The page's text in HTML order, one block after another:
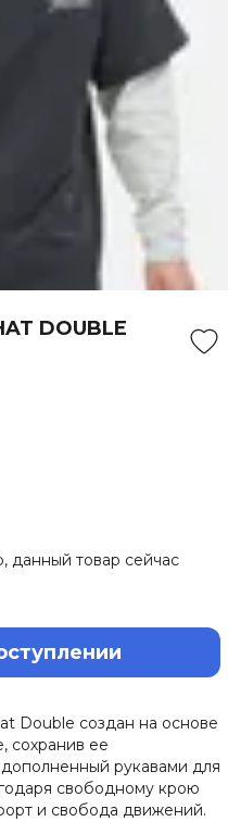
DOUBLE
данный товар сейчас
Double создан на основе
сохранив ее
рукавами для
свободному крою
и свобода движений.